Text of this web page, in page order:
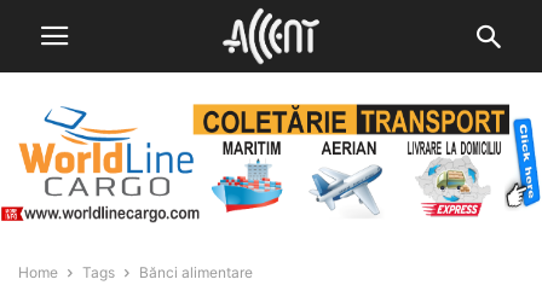
Home Tags Bănci alimentare